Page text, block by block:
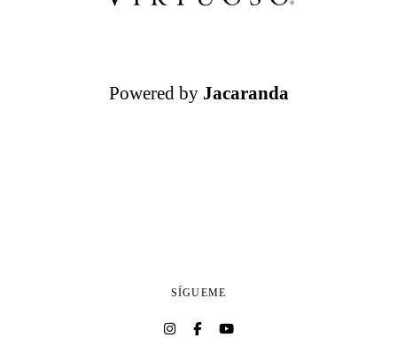
Powered by Jacaranda
SÍGUEME